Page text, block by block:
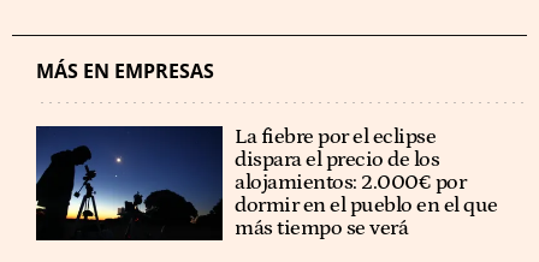
MÁS EN EMPRESAS
La fiebre por el eclipse
dispara el precio de los
alojamientos: 2.000€ por
dormir en el pueblo en el que
más tiempo se verá